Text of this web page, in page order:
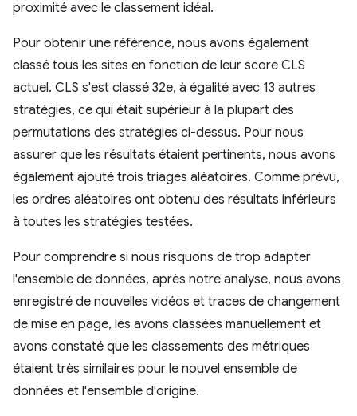
proximité avec le classement idéal.
Pour obtenir une référence, nous avons également
classé tous les sites en fonction de leur score CLS
actuel. CLS s'est classé 32e, à égalité avec 13 autres
stratégies, ce qui était supérieur à la plupart des
permutations des stratégies ci-dessus. Pour nous
assurer que les résultats étaient pertinents, nous avons
également ajouté trois triages aléatoires. Comme prévu,
les ordres aléatoires ont obtenu des résultats inférieurs
à toutes les stratégies testées.
Pour comprendre si nous risquons de trop adapter
l'ensemble de données, après notre analyse, nous avons
enregistré de nouvelles vidéos et traces de changement
de mise en page, les avons classées manuellement et
avons constaté que les classements des métriques
étaient très similaires pour le nouvel ensemble de
données et l'ensemble d'origine.